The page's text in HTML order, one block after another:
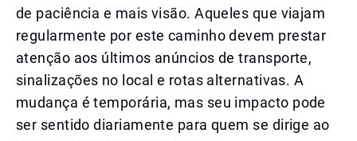
de paciência e mais visão. Aqueles que viajam
regularmente por este caminho devem prestar
atenção aos últimos anúncios de transporte,
sinalizações no local e rotas alternativas. A
mudança é temporária, mas seu impacto pode
ser sentido diariamente para quem se dirige ao